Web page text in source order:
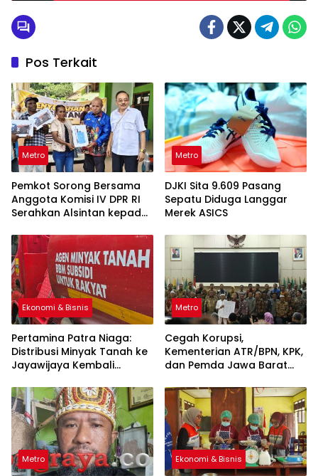
Pos Terkait
Metro
Pemkot Sorong Bersama
Anggota Komisi IV DPR RI
Serahkan Alsintan kepada
Metro
DJKI Sita 9.609 Pasang
Sepatu Diduga Langgar
Merek ASICS
Ekonomi & Bisnis
Pertamina Patra Niaga:
Distribusi Minyak Tanah ke
Jayawijaya Kembali
Metro
Cegah Korupsi,
Kementerian ATR/BPN, KPK,
dan Pemda Jawa Barat
Metro Ekonomi & Bisnis